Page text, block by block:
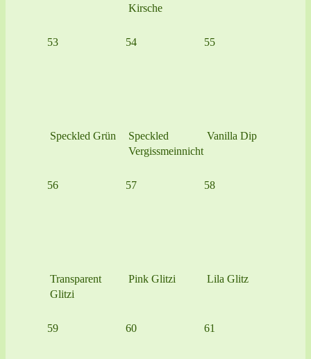
Kirsche
53
Speckled Grün
54
Speckled
Vergissmeinnicht
55
Vanilla Dip
56
Transparent
Glitzi
57
Pink Glitzi
58
Lila Glitz
59 60 61